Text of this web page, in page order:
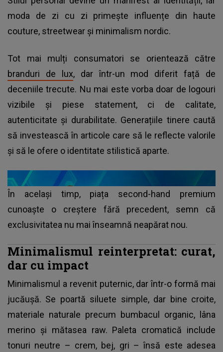
moda de zi cu zi primește influențe din haute
couture, streetwear și minimalism nordic.
Tot mai mulți consumatori se orientează către
branduri de lux, dar într-un mod diferit față de
deceniile trecute. Nu mai este vorba doar de logouri
vizibile și piese statement, ci de calitate,
autenticitate și durabilitate. Generațiile tinere caută
să investească în articole care să le reflecte valorile
și să le ofere o identitate stilistică aparte.
În același timp, piața second-hand premium
cunoaște o creștere fără precedent, semn că
exclusivitatea nu mai înseamnă neapărat nou.
Minimalismul reinterpretat: curat,
dar cu impact
Minimalismul a revenit puternic, dar într-o formă mai
jucăușă. Se poartă siluete simple, dar bine croite,
materiale naturale precum bumbacul organic, lâna
merino și mătasea raw. Paleta cromatică include
tonuri neutre – crem, bej, gri – însă este adesea